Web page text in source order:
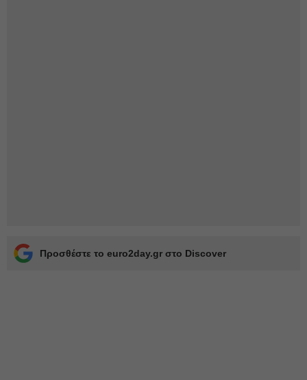
Προσθέστε το euro2day.gr στο Discover